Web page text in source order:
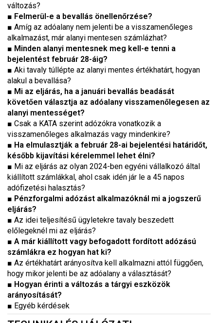
változás?
■ Felmerül-e a bevallás önellenőrzése?
■ Amíg az adóalany nem jelenti be a visszamenőleges
alkalmazást, már alanyi mentesen számlázhat?
■ Minden alanyi mentesnek meg kell-e tenni a
bejelentést február 28-áig?
■ Aki tavaly túllépte az alanyi mentes értékhatárt, hogyan
alakul a bevallása?
■ Mi az eljárás, ha a januári bevallás beadását
követően választja az adóalany visszamenőlegesen az
alanyi mentességet?
■ Csak a KATA szerint adózókra vonatkozik a
visszamenőleges alkalmazás vagy mindenkire?
■ Ha elmulasztják a február 28-ai bejelentési határidőt,
később kijavítási kérelemmel lehet élni?
■ Mi az eljárás az olyan 2024-ben egyéni vállalkozó által
kiállított számlákkal, ahol csak idén jár le a 45 napos
adófizetési halasztás?
■ Pénzforgalmi adózást alkalmazóknál mi a jogszerű
eljárás?
■ Az idei teljesítésű ügyletekre tavaly beszedett
előlegeknél mi az eljárás?
■ A már kiállított vagy befogadott fordított adózású
számlákra ez hogyan hat ki?
■ Az értékhatárt arányosítva kell alkalmazni attól függően,
hogy mikor jelenti be az adóalany a választását?
■ Hogyan érinti a változás a tárgyi eszközök
arányosítását?
■ Egyéb kérdések